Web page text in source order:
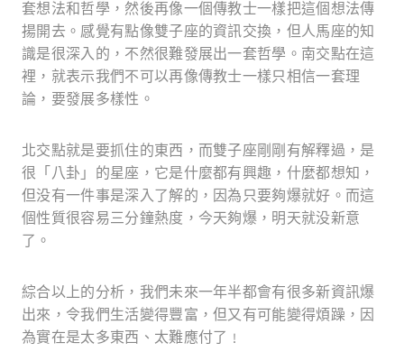
套想法和哲學，然後再像一個傳教士一樣把這個想法傳
揚開去。感覺有點像雙子座的資訊交換，但人馬座的知
識是很深入的，不然很難發展出一套哲學。南交點在這
裡，就表示我們不可以再像傳教士一樣只相信一套理
論，要發展多樣性。
北交點就是要抓住的東西，而雙子座剛剛有解釋過，是
很「八卦」的星座，它是什麼都有興趣，什麼都想知，
但没有一件事是深入了解的，因為只要夠爆就好。而這
個性質很容易三分鐘熱度，今天夠爆，明天就没新意
了。
綜合以上的分析，我們未來一年半都會有很多新資訊爆
出來，令我們生活變得豐富，但又有可能變得煩躁，因
為實在是太多東西、太難應付了﹗